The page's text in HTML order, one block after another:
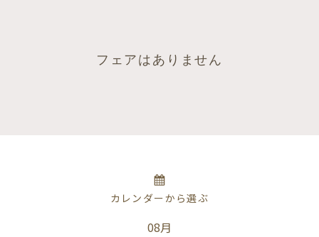
フェアはありません
カレンダーから選ぶ
08月